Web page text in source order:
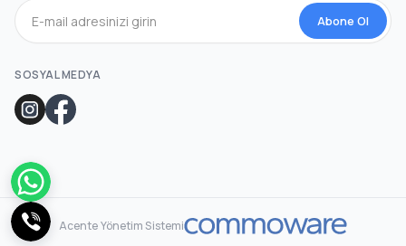
Abone Ol
SOSYAL MEDYA
Acente Yönetim Sistemi